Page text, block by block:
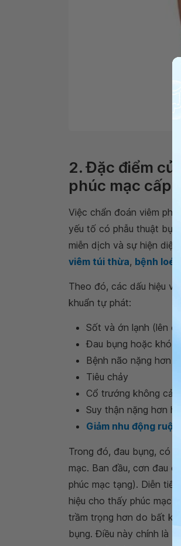
2. Đặc điểm
phúc mạc cấp
Việc chẩn đoán viêm
yếu tố có phẫu thuật
miễn dịch và sự hiện
viêm túi thừa, bệnh loét
Theo đó, các dấu hiệu
khuẩn tự phát:
Sốt và ớn lạnh (lên
Đau bụng hoặc khó
Bệnh não nặng hơn
Tiêu chảy
Cổ trướng không cải
Suy thận nặng hơn
Giảm nhu động ruột
Trong đó, đau bụng, có
mạc. Ban đầu, cơn đau
phúc mạc tạng). Diễn
hiệu cho thấy phúc mạc
trầm trọng hơn do bất
bụng. Điều này chính là